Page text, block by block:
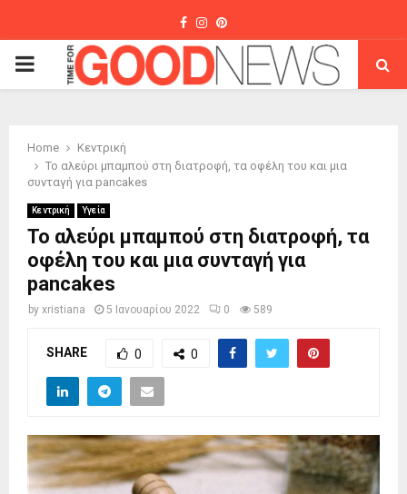
Facebook
Instagram
Pinterest
PRIMARY
Home
Κεντρική
Το αλεύρι μπαμπού στη διατροφή, τα οφέλη του και μια
συνταγή για pancakes
Κεντρική Υγεία
Το αλεύρι μπαμπού στη διατροφή, τα
οφέλη του και μια συνταγή για
pancakes
by xristiana 5 Ιανουαρίου 2022 0 589
SHARE 0 0